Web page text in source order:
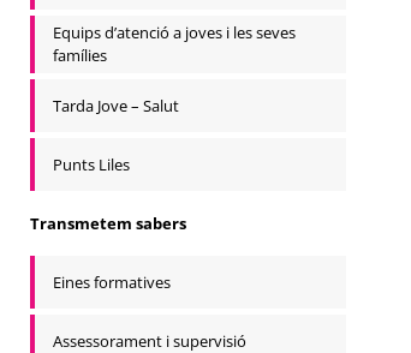
Equips d’atenció a joves i les seves
famílies
Tarda Jove – Salut
Punts Liles
Transmetem sabers
Eines formatives
Assessorament i supervisió